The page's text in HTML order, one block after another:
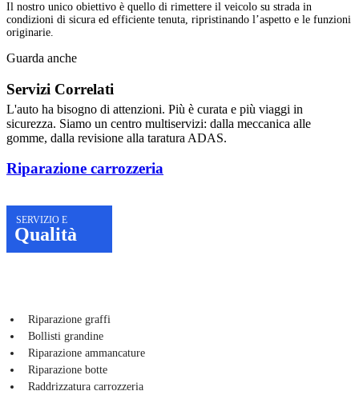
Il nostro unico obiettivo è quello di rimettere il veicolo su strada in
condizioni di sicura ed efficiente tenuta, ripristinando l’aspetto e le funzioni
originarie.
Guarda anche
Servizi Correlati
L'auto ha bisogno di attenzioni. Più è curata e più viaggi in
sicurezza. Siamo un centro multiservizi: dalla meccanica alle
gomme, dalla revisione alla taratura ADAS.
Riparazione carrozzeria
SERVIZIO E
Qualità
Riparazione graffi
Bollisti grandine
Riparazione ammancature
Riparazione botte
Raddrizzatura carrozzeria